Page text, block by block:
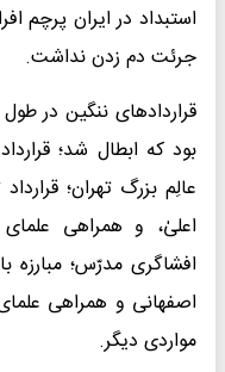
استبداد در ایران پرچم
جرئت دم زدن نداشت.
قراردادهای ننگین در
بود که ابطال شد؛
عالِم بزرگ تهران؛
اعلیٰ، و همراهی علمای
افشاگری مدرّس؛ مبارزه
اصفهانی و همراهی
مواردی دیگر.